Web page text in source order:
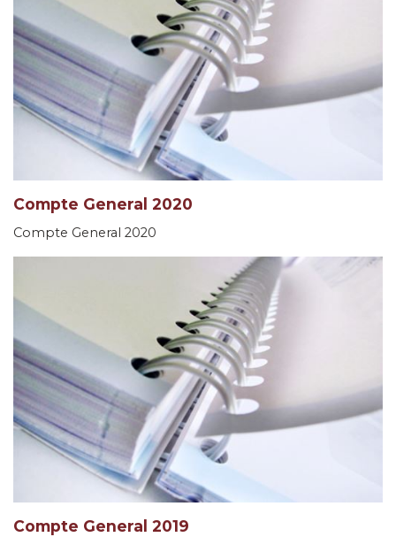
Compte General 2020
Compte General 2020
Compte General 2019